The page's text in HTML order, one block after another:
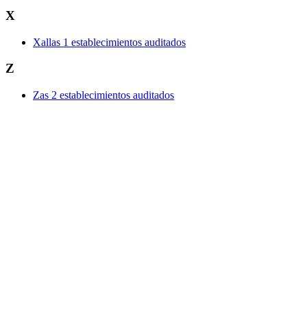
X
Xallas 1 establecimientos auditados
Z
Zas 2 establecimientos auditados